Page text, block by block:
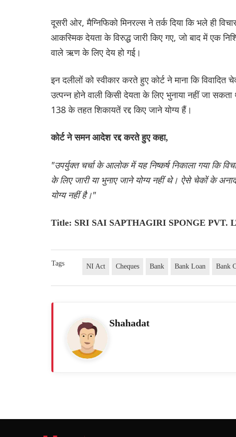
दूसरी ओर, मैग्निफिको मिनरल्स ने तर्क दिया कि भले ही
आकस्मिक देयता के विरुद्ध जारी किए गए, जो बाद में एक
वाले ऋण के लिए देय हो गई।
इन दलीलों को स्वीकार करते हुए कोर्ट ने माना कि
उत्पन्न होने वाली किसी देयता के लिए भुनाया नहीं जा
138 के तहत शिकायतें रद्द किए जाने योग्य हैं।
कोर्ट ने समन आदेश रद्द करते हुए कहा,
"उपर्युक्त चर्चा के आलोक में यह निष्कर्ष निकाला गया कि
के लिए जारी या भुनाए जाने योग्य नहीं थे। ऐसे चेकों के
योग्य नहीं है।"
Title: SRI SAI SAPTHAGIRI SPONGE PVT.
Tags NI Act Cheques Bank Bank Loan Bank
Shahadat